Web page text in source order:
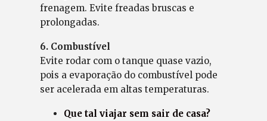
frenagem. Evite freadas bruscas e
prolongadas.
6. Combustível
Evite rodar com o tanque quase vazio,
pois a evaporação do combustível pode
ser acelerada em altas temperaturas.
Que tal viajar sem sair de casa?